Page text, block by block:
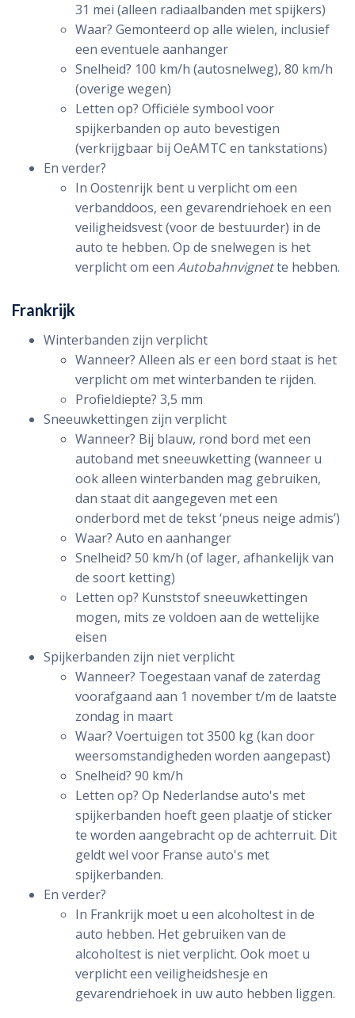
31 mei (alleen radiaalbanden met spijkers)
Waar? Gemonteerd op alle wielen, inclusief
een eventuele aanhanger
Snelheid? 100 km/h (autosnelweg), 80 km/h
(overige wegen)
Letten op? Officiële symbool voor
spijkerbanden op auto bevestigen
(verkrijgbaar bij OeAMTC en tankstations)
En verder?
In Oostenrijk bent u verplicht om een
verbanddoos, een gevarendriehoek en een
veiligheidsvest (voor de bestuurder) in de
auto te hebben. Op de snelwegen is het
verplicht om een Autobahnvignette hebben.
Frankrijk
Winterbanden zijn verplicht
Wanneer? Alleen als er een bord staat is het
verplicht om met winterbanden te rijden.
Profieldiepte? 3,5 mm
Sneeuwkettingen zijn verplicht
Wanneer? Bij blauw, rond bord met een
autoband met sneeuwketting (wanneer u
ook alleen winterbanden mag gebruiken,
dan staat dit aangegeven met een
onderbord met de tekst ‘pneus neige admis’)
Waar? Auto en aanhanger
Snelheid? 50 km/h (of lager, afhankelijk van
de soort ketting)
Letten op? Kunststof sneeuwkettingen
mogen, mits ze voldoen aan de wettelijke
eisen
Spijkerbanden zijn niet verplicht
Wanneer? Toegestaan vanaf de zaterdag
voorafgaand aan 1 november t/m de laatste
zondag in maart
Waar? Voertuigen tot 3500 kg (kan door
weersomstandigheden worden aangepast)
Snelheid? 90 km/h
Letten op? Op Nederlandse auto's met
spijkerbanden hoeft geen plaatje of sticker
te worden aangebracht op de achterruit. Dit
geldt wel voor Franse auto's met
spijkerbanden.
En verder?
In Frankrijk moet u een alcoholtest in de
auto hebben. Het gebruiken van de
alcoholtest is niet verplicht. Ook moet u
verplicht een veiligheidshesje en
gevarendriehoek in uw auto hebben liggen.